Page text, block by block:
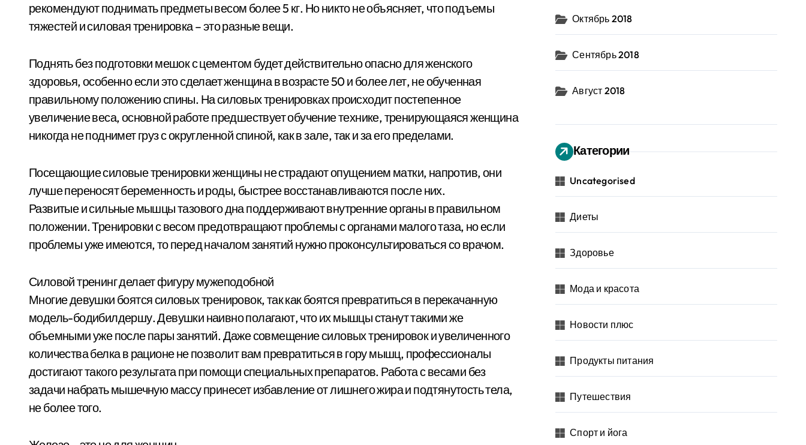
рекомендуют поднимать предметы весом более 5 кг. Но никто не объясняет, что подъемы
тяжестей и силовая тренировка – это разные вещи.
Поднять без подготовки мешок с цементом будет действительно опасно для женского
здоровья, особенно если это сделает женщина в возрасте 50 и более лет, не обученная
правильному положению спины. На силовых тренировках происходит постепенное
увеличение веса, основной работе предшествует обучение технике, тренирующаяся женщина
никогда не поднимет груз с округленной спиной, как в зале, так и за его пределами.
Посещающие силовые тренировки женщины не страдают опущением матки, напротив, они
лучше переносят беременность и роды, быстрее восстанавливаются после них.
Развитые и сильные мышцы тазового дна поддерживают внутренние органы в правильном
положении. Тренировки с весом предотвращают проблемы с органами малого таза, но если
проблемы уже имеются, то перед началом занятий нужно проконсультироваться со врачом.
Силовой тренинг делает фигуру мужеподобной
Многие девушки боятся силовых тренировок, так как боятся превратиться в перекачанную
модель-бодибилдершу. Девушки наивно полагают, что их мышцы станут такими же
объемными уже после пары занятий. Даже совмещение силовых тренировок и увеличенного
количества белка в рационе не позволит вам превратиться в гору мышц, профессионалы
достигают такого результата при помощи специальных препаратов. Работа с весами без
задачи набрать мышечную массу принесет избавление от лишнего жира и подтянутость тела,
не более того.
Октябрь 2018
Сентябрь 2018
Август 2018
Категории
Uncategorised
Диеты
Здоровье
Мода и красота
Новости плюс
Продукты питания
Путешествия
Спорт и йога